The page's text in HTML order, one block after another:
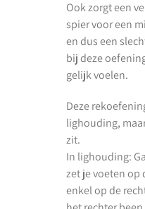
Ook zorgt een
spier voor een
en dus een
bij deze
gelijk voelen.
Deze
lighouding,
zit.
In lighouding:
zet je voeten op
enkel op de